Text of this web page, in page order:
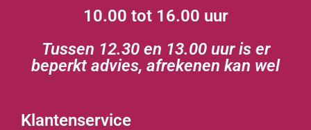
10.00 tot 16.00 uur
Tussen 12.30 en 13.00 uur is er
beperkt advies, afrekenen kan wel
Klantenservice